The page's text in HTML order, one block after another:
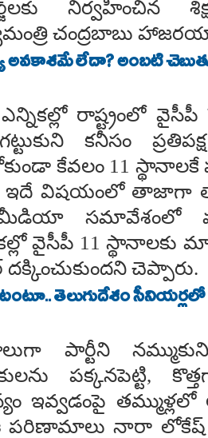
నిర్వహించిన
చంద్రబాబు
అవకాశమే లేదా? అంబటి
ఎన్నికల్లో రాష్ట్రంలో
కనీసం
కేవలం 11
విషయంలో తాజాగా
సమావేశంలో
వైసీపీ 11
చెప్పారు.
తెలుగుదేశం సీనియర్లలో
పార్టీని
పక్కనపెట్టి,
ఇవ్వడంపై తమ్ముళ్లలో
పరిణామాలు నారా లోకేష్